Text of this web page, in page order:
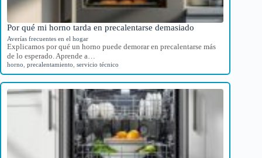
Por qué mi horno tarda en precalentarse demasiado
Averías frecuentes en el hogar
Explicamos por qué un horno puede demorar en precalentarse más
de lo esperado. Aprende a…
horno precalentamiento servicio técnico